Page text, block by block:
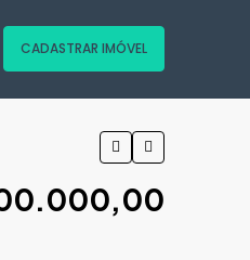
CADASTRAR IMÓVEL